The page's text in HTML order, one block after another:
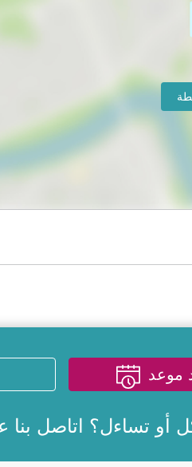
موعد
تساءل؟ اتاصل بنا